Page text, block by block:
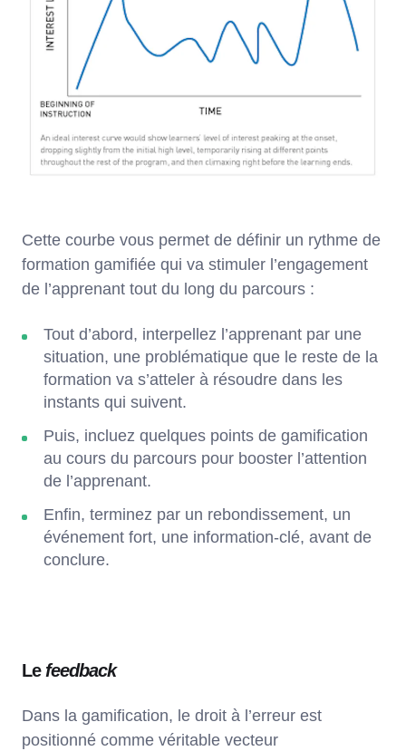
Cette courbe vous permet de définir un rythme de
formation gamifiée qui va stimuler l’engagement
de l’apprenant tout du long du parcours :
Tout d’abord, interpellez l’apprenant par une
situation, une problématique que le reste de la
formation va s’atteler à résoudre dans les
instants qui suivent.
Puis, incluez quelques points de gamification
au cours du parcours pour booster l’attention
de l’apprenant.
Enfin, terminez par un rebondissement, un
événement fort, une information-clé, avant de
conclure.
Le feedback
Dans la gamification, le droit à l’erreur est
positionné comme véritable vecteur